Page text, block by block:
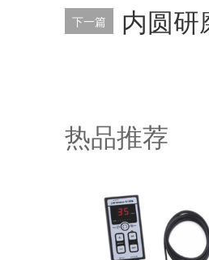
下一篇 内圆
热品推荐